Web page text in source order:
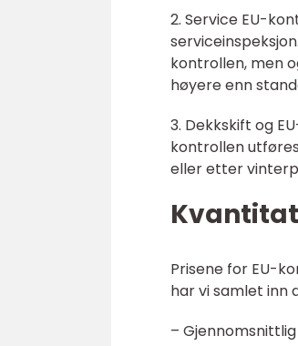
2. Service EU-
kontrollen, men
høyere enn
3. Dekkskift og
kontrollen
eller etter
Prisene for EU-
har vi samlet inn
–